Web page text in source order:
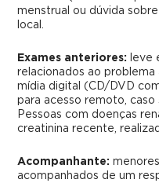
menstrual ou dúvida
local.
Exames anteriores:
leve
relacionados ao
mídia digital (CD/DVD
para acesso remoto,
Pessoas com doenças
creatinina recente,
Acompanhante:
acompanhados de um